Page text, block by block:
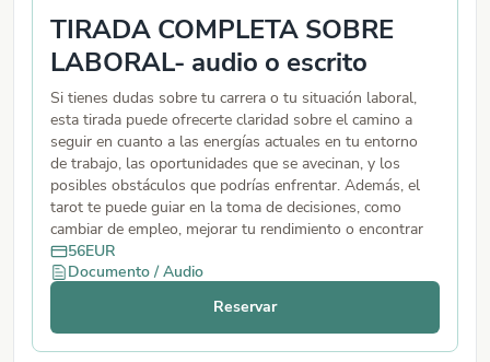
TIRADA COMPLETA SOBRE
LABORAL- audio o escrito
Si tienes dudas sobre tu carrera o tu situación laboral,
esta tirada puede ofrecerte claridad sobre el camino a
seguir en cuanto a las energías actuales en tu entorno
de trabajo, las oportunidades que se avecinan, y los
posibles obstáculos que podrías enfrentar. Además, el
tarot te puede guiar en la toma de decisiones, como
cambiar de empleo, mejorar tu rendimiento o encontrar
nuevas oportunidades para crecer profesionalmente.
(AUDIO O TEXTO)
56EUR
Documento / Audio
Reservar